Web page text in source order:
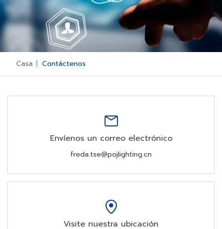
Casa | Contáctenos
Envíenos un correo electrónico
freda.tse@pojlighting.cn
Visite nuestra ubicación